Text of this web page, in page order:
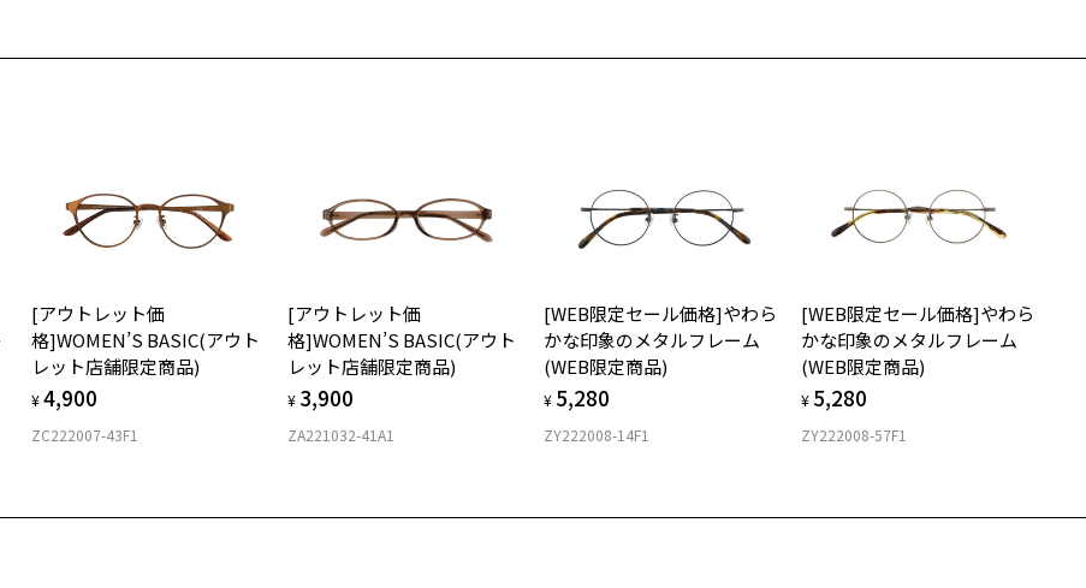
フロント素材：チタン
[アウトレット価
格]WOMEN’S BASIC(アウト
レット店舗限定商品)
¥4,900
ZC222007-43F1
[アウトレット価
格]WOMEN’S BASIC(アウト
レット店舗限定商品)
¥ 3,900
ZA221032-41A1
[WEB限定セール価格]やわら
かな印象のメタルフレーム
(WEB限定商品)
¥ 5,280
ZY222008-14F1
[WEB限定セール価格]やわら
かな印象のメタルフレーム
(WEB限定商品)
¥ 5,280
ZY222008-57F1